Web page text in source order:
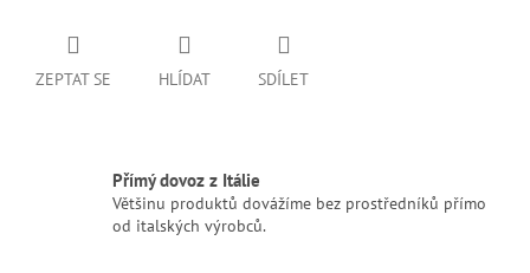
ZEPTAT SE HLÍDAT SDÍLET
Přímý dovoz z Itálie
Většinu produktů dovážíme bez prostředníků přímo
od italských výrobců.